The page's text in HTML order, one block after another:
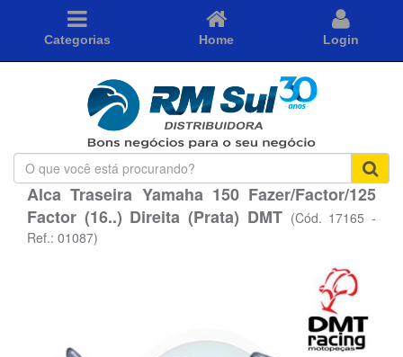
Categorias Home Login
O
que
você
está
procurando?
Alca Traseira Yamaha 150 Fazer/Factor/125
Factor (16..) Direita (Prata) DMT (Cód. 17165 -
Ref.: 01087)